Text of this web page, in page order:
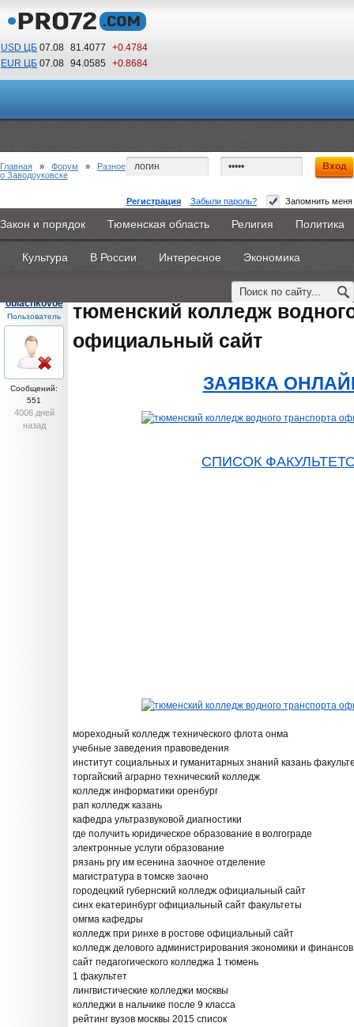
USD ЦБ 07.08 81.4077
+0.4784
EUR ЦБ 07.08 94.0585 +0.8684
20 48
По Гринвичу (GMT +5)
Регистрация Забыли пароль? Запомнить меня
Главная Новости Объявления КНИГИ ВестиNet
Каталоги 9PS Прочее
Закон и порядок Тюменская область Религия Политика
Культура В России Интересное Экономика
Главная » Форум » Разное
о Заводоуковске
тюменский колледж водного транспорта
официальный сайт
oblachkovoe
Пользователь
Сообщений:
551
4006 дней
назад
тюменский колледж
официальный сайт
ЗАЯВКА
СПИСОК
мореходный колледж технического флота онма
учебные заведения правоведения
институт социальных и гуманитарных знаний казань
торгайский аграрно технический колледж
колледж информатики оренбург
рап колледж казань
кафедра ультразвуковой диагностики
где получить юридическое образование в волгограде
электронные услуги образование
рязань ргу им есенина заочное отделение
магистратура в томске заочно
городецкий губернский колледж официальный сайт
синх екатеринбург официальный сайт факультеты
омгма кафедры
колледж при ринхе в ростове официальный сайт
колледж делового администрирования экономики и
сайт педагогического колледжа 1 тюмень
1 факультет
лингвистические колледжи москвы
колледжи в нальчике после 9 класса
рейтинг вузов москвы 2015 список